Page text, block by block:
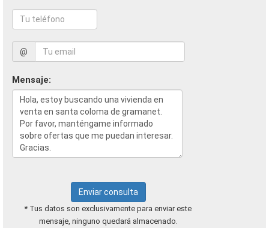
@
Mensaje:
Enviar consulta
* Tus datos son exclusivamente para enviar este
mensaje, ninguno quedará almacenado.